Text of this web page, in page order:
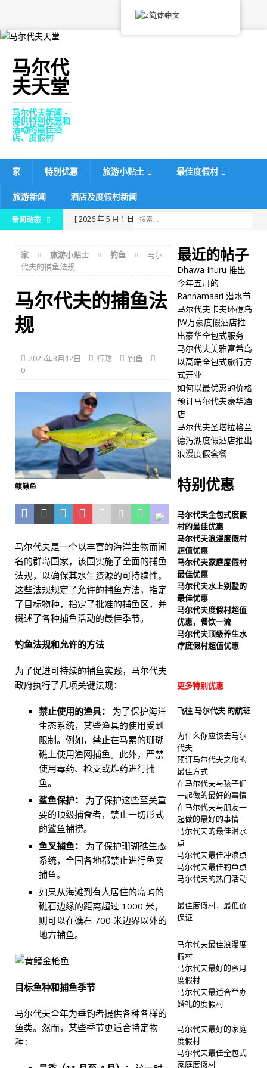
马尔代
夫天堂
马尔代夫新闻 -
提供特别优惠和
活动的最佳酒
店、度假村
家 特别优惠 旅游小贴士 最佳度假村
旅游新闻 酒店及度假村新闻
新闻动态
[ 2026 年 5 月 1 日 ]
的 Rannamaari 潜水节
[ 2026 年 4 月 30 日 ] 马尔
五星级酒店及度假村
代夫美雅富希岛以高端全包
式旅行方式开业
五星级
酒店及度假村
[ 2026 年 4 月 29 日 ] 如何
以最优惠的价格预订马尔代
夫豪华酒店
旅游新闻
[ 2026 年 4 月 27 日 ] 马尔
代夫圣塔拉格兰德泻湖度假
酒店推出浪漫度假套餐
五星级酒店及度假村
家 旅游小贴士 钓鱼
马尔
代夫的捕鱼法规
马尔代夫的捕鱼法
规
2025年3月12日 行政
钓鱼
0
鲯鳅鱼
马尔代夫是一个以丰富的海洋生物而闻
名的群岛国家，该国实施了全面的捕鱼
法规，以确保其水生资源的可持续性。
这些法规规定了允许的捕鱼方法，指定
了目标物种，指定了批准的捕鱼区，并
概述了各种捕鱼活动的最佳季节。
钓鱼法规和允许的方法
为了促进可持续的捕鱼实践，马尔代夫
政府执行了几项关键法规：
禁止使用的渔具：
为了保护海洋
生态系统，某些渔具的使用受到
限制。例如，禁止在马累的珊瑚
礁上使用渔网捕鱼。此外，严禁
使用毒药、枪支或炸药进行捕
鱼。​
鲨鱼保护：
为了保护这些至关重
要的顶级捕食者，禁止一切形式
的鲨鱼捕捞。
鱼叉捕鱼： 为了保护珊瑚礁生态
系统，全国各地都禁止进行鱼叉
捕鱼。
如果从海滩到有人居住的岛屿的
礁石边缘的距离超过 1000 米，
则可以在礁石 700 米边界以外的
地方捕鱼。
目标鱼种和捕鱼季节
马尔代夫全年为垂钓者提供各种各样的
鱼类。然而，某些季节更适合特定物
种：
最近的帖子
Dhawa Ihuru 推出
今年五月的
Rannamaari 潜水节
马尔代夫卡夫环礁岛
JW万豪度假酒店推
出豪华全包式服务
马尔代夫美雅富希岛
以高端全包式旅行方
式开业
如何以最优惠的价格
预订马尔代夫豪华酒
店
马尔代夫圣塔拉格兰
德泻湖度假酒店推出
浪漫度假套餐
特别优惠
马尔代夫全包式度假
村的最佳优惠
马尔代夫浪漫度假村
超值优惠
马尔代夫家庭度假村
最佳优惠
马尔代夫水上别墅的
最佳优惠
马尔代夫度假村超值
优惠，餐饮一流
马尔代夫顶级养生水
疗度假村超值优惠
更多特别优惠
飞往 马尔代夫 的航班
为什么你应该去马尔
代夫
预订马尔代夫之旅的
最佳方式
在马尔代夫与孩子们
一起做的最好的事情
在马尔代夫与朋友一
起做的最好的事情
马尔代夫的最佳潜水
点
马尔代夫最佳冲浪点
马尔代夫最佳钓鱼点
马尔代夫的热门活动
最佳度假村，最低价
保证
马尔代夫最佳浪漫度
假村
马尔代夫最好的蜜月
度假村
马尔代夫最适合举办
婚礼的度假村
马尔代夫最好的家庭
度假村
马尔代夫最佳全包式
家庭度假村
简体中文